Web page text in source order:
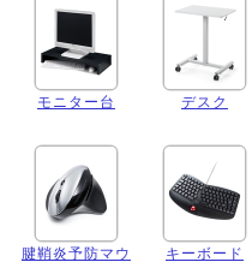
モニター台 デスク
腱鞘炎予防マウ
キーボード